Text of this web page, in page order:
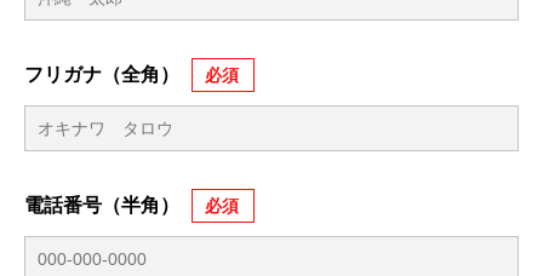
フリガナ（全角）
電話番号（半角）